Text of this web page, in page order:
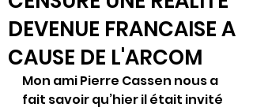
DEVENUE FRANCAISE A
CAUSE DE L'ARCOM
Mon ami Pierre Cassen nous a
fait savoir qu’hier il était invité